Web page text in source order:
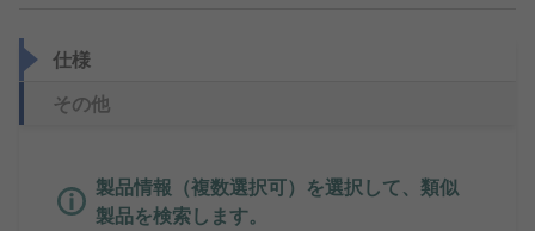
仕様
その他
製品情報（複数選択可）を選択して、類似
製品を検索します。